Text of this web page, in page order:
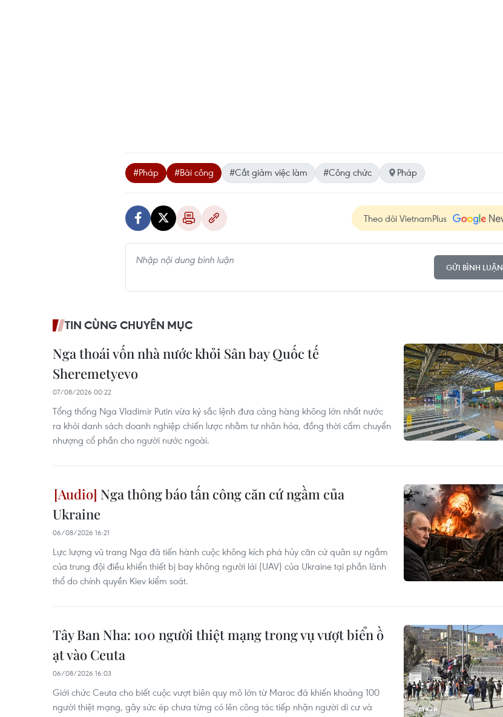
#Pháp #Bãi công #Cắt giảm việc làm #Công chức Pháp
Theo dõi VietnamPlus
GỬI BÌNH LUẬN
TIN CÙNG CHUYÊN MỤC
Nga thoái vốn nhà nước khỏi Sân bay Quốc tế
Sheremetyevo
07/08/2026 00:22
Tổng thống Nga Vladimir Putin vừa ký sắc lệnh đưa cảng hàng không lớn nhất nước
ra khỏi danh sách doanh nghiệp chiến lược nhằm tư nhân hóa, đồng thời cấm chuyển
nhượng cổ phần cho người nước ngoài.
Nga thông báo tấn công căn cứ ngầm của
Ukraine
06/08/2026 16:21
Lực lượng vũ trang Nga đã tiến hành cuộc không kích phá hủy căn cứ quân sự ngầm
của trung đội điều khiển thiết bị bay không người lái (UAV) của Ukraine tại phần lãnh
thổ do chính quyền Kiev kiểm soát.
Tây Ban Nha: 100 người thiệt mạng trong vụ vượt biển ồ
ạt vào Ceuta
06/08/2026 16:03
Giới chức Ceuta cho biết cuộc vượt biên quy mô lớn từ Maroc đã khiến khoảng 100
người thiệt mạng, gây sức ép chưa từng có lên công tác tiếp nhận người di cư và